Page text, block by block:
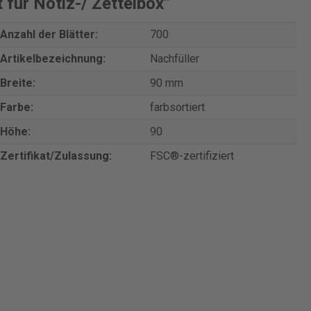
Anzahl der Blätter:
700
Artikelbezeichnung:
Nachfüller
Breite:
90 mm
Farbe:
farbsortiert
Höhe:
90
Zertifikat/Zulassung:
FSC®-zertifiziert